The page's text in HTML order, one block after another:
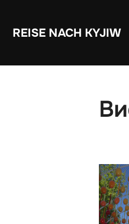
REISE NACH KYJIW